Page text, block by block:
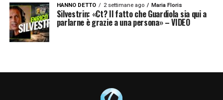
fiducia.
PerAlessio Furlanetto
dell’intervento e l’assenza di lesioni ai
HANNO DETTO 2 settimane ago Maria Floris
Silvestrin: «Ct? Il fatto che Guardiola sia qui a
parlarne è grazie a una persona» – VIDEO